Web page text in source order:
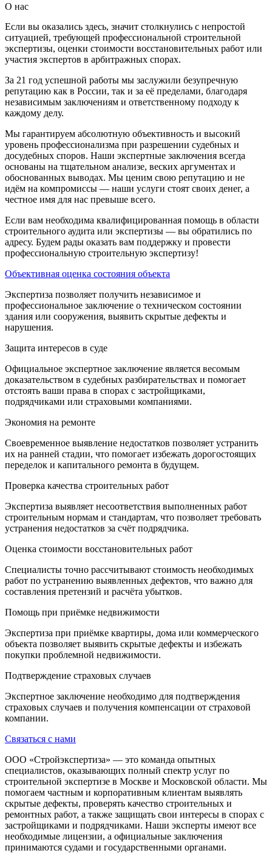
О нас
Если вы оказались здесь, значит столкнулись с непростой
ситуацией, требующей профессиональной строительной
экспертизы, оценки стоимости восстановительных работ или
участия экспертов в арбитражных спорах.
За 21 год успешной работы мы заслужили безупречную
репутацию как в России, так и за её пределами, благодаря
независимым заключениям и ответственному подходу к
каждому делу.
Мы гарантируем абсолютную объективность и высокий
уровень профессионализма при разрешении судебных и
досудебных споров. Наши экспертные заключения всегда
основаны на тщательном анализе, веских аргументах и
обоснованных выводах. Мы ценим свою репутацию и не
идём на компромиссы — наши услуги стоят своих денег, а
честное имя для нас превыше всего.
Если вам необходима квалифицированная помощь в области
строительного аудита или экспертизы — вы обратились по
адресу. Будем рады оказать вам поддержку и провести
профессиональную строительную экспертизу!
Объективная оценка состояния объекта
Экспертиза позволяет получить независимое и
профессиональное заключение о техническом состоянии
здания или сооружения, выявить скрытые дефекты и
нарушения.
Защита интересов в суде
Официальное экспертное заключение является весомым
доказательством в судебных разбирательствах и помогает
отстоять ваши права в спорах с застройщиками,
подрядчиками или страховыми компаниями.
Экономия на ремонте
Своевременное выявление недостатков позволяет устранить
их на ранней стадии, что помогает избежать дорогостоящих
переделок и капитального ремонта в будущем.
Проверка качества строительных работ
Экспертиза выявляет несоответствия выполненных работ
строительным нормам и стандартам, что позволяет требовать
устранения недостатков за счёт подрядчика.
Оценка стоимости восстановительных работ
Специалисты точно рассчитывают стоимость необходимых
работ по устранению выявленных дефектов, что важно для
составления претензий и расчёта убытков.
Помощь при приёмке недвижимости
Экспертиза при приёмке квартиры, дома или коммерческого
объекта позволяет выявить скрытые дефекты и избежать
покупки проблемной недвижимости.
Подтверждение страховых случаев
Экспертное заключение необходимо для подтверждения
страховых случаев и получения компенсации от страховой
компании.
Связаться с нами
ООО «Стройэкспертиза» — это команда опытных
специалистов, оказывающих полный спектр услуг по
строительной экспертизе в Москве и Московской области. Мы
помогаем частным и корпоративным клиентам выявлять
скрытые дефекты, проверять качество строительных и
ремонтных работ, а также защищать свои интересы в спорах с
застройщиками и подрядчиками. Наши эксперты имеют все
необходимые лицензии, а официальные заключения
принимаются судами и государственными органами.